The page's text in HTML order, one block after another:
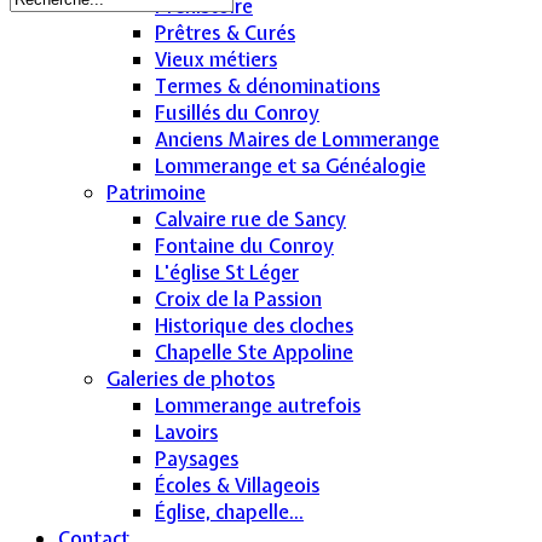
Préhistoire
Prêtres & Curés
Vieux métiers
Termes & dénominations
Fusillés du Conroy
Anciens Maires de Lommerange
Lommerange et sa Généalogie
Patrimoine
Calvaire rue de Sancy
Fontaine du Conroy
L'église St Léger
Croix de la Passion
Historique des cloches
Chapelle Ste Appoline
Galeries de photos
Lommerange autrefois
Lavoirs
Paysages
Écoles & Villageois
Église, chapelle...